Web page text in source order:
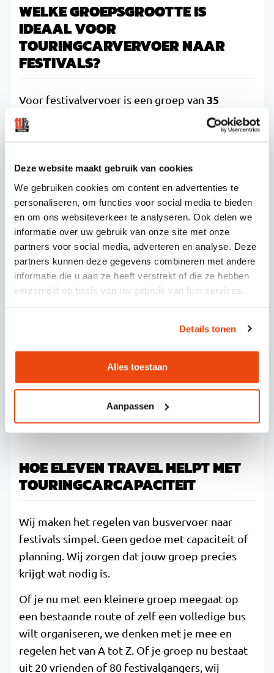
Deze website maakt gebruik van cookies
We gebruiken cookies om content en advertenties te
personaliseren, om functies voor social media te bieden
en om ons websiteverkeer te analyseren. Ook delen we
informatie over uw gebruik van onze site met onze
partners voor social media, adverteren en analyse. Deze
partners kunnen deze gegevens combineren met andere
informatie die u aan ze heeft verstrekt of die ze hebben
verzameld op basis van uw gebruik van hun services.
Details tonen
Alles toestaan
Aanpassen
WELKE GROEPSGROOTTE IS
IDEAAL VOOR
TOURINGCARVERVOER NAAR
FESTIVALS?
Voor festivalvervoer is een groep van 35
personen
vaak ideaal, omdat dit als vuistregel
wordt gehanteerd voor een economisch
kleinere groepen een busreis organiseren, en
een exclusieve bus voor je eigen groep wordt
realistisch bij 40 tot 50 personen.
Kleinere groepen kunnen eenvoudig aansluiten
bij bestaande routes met meerdere
opstapplaatsen. Dit is vaak de meest
kosteneffectieve oplossing en zorgt ervoor dat
de bus optimaal gevuld wordt.
Voor verschillende groepsgroottes wordt het
planning. Grotere groepen van 40+ personen
kiezen vrijwel altijd voor een eigen bus, zodat
je volledige controle hebt over vertrektijden en
opstapplaatsen.
HOE ELEVEN TRAVEL HELPT MET
TOURINGCARCAPACITEIT
Wij maken het regelen van busvervoer naar
festivals simpel. Geen gedoe met capaciteit of
planning. Wij zorgen dat jouw groep precies
krijgt wat nodig is.
Of je nu met een kleinere groep meegaat op
een bestaande route of zelf een volledige bus
wilt organiseren, we denken met je mee en
regelen het van A tot Z. Of je groep nu bestaat
uit 20 vrienden of 80 festivalgangers, wij